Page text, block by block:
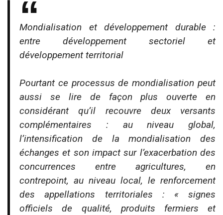
Mondialisation et développement durable :
entre développement sectoriel et
développement territorial
Pourtant ce processus de mondialisation peut
aussi se lire de façon plus ouverte en
considérant qu’il recouvre deux versants
complémentaires : au niveau global,
l’intensification de la mondialisation des
échanges et son impact sur l’exacerbation des
concurrences entre agricultures, en
contrepoint, au niveau local, le renforcement
des appellations territoriales : « signes
officiels de qualité, produits fermiers et